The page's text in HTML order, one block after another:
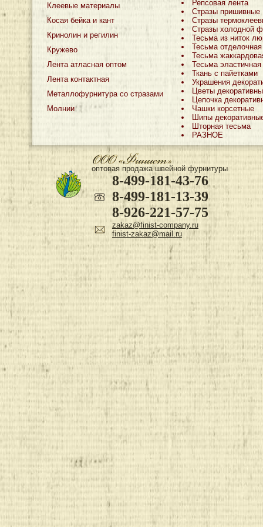
Клеевые материалы
Косая бейка и кант
Кринолин и регилин
Кружево
Лента атласная оптом
Лента контактная
Металлофурнитура со стразами
Молнии
Репсовая лента
Стразы пришивные
Стразы
Стразы холодной
Тесьма из ниток
Тесьма отделочная
Тесьма
Тесьма эластичная
Ткань с пайетками
Украшения
Цветы
Цепочка
Чашки корсетные
Шипы
Шторная тесьма
РАЗНОЕ
оптовая продажа швейной фурнитуры
8-499-181-43-76
8-499-181-13-39
8-926-221-57-75
zakaz@finist-company.ru
finist-zakaz@mail.ru